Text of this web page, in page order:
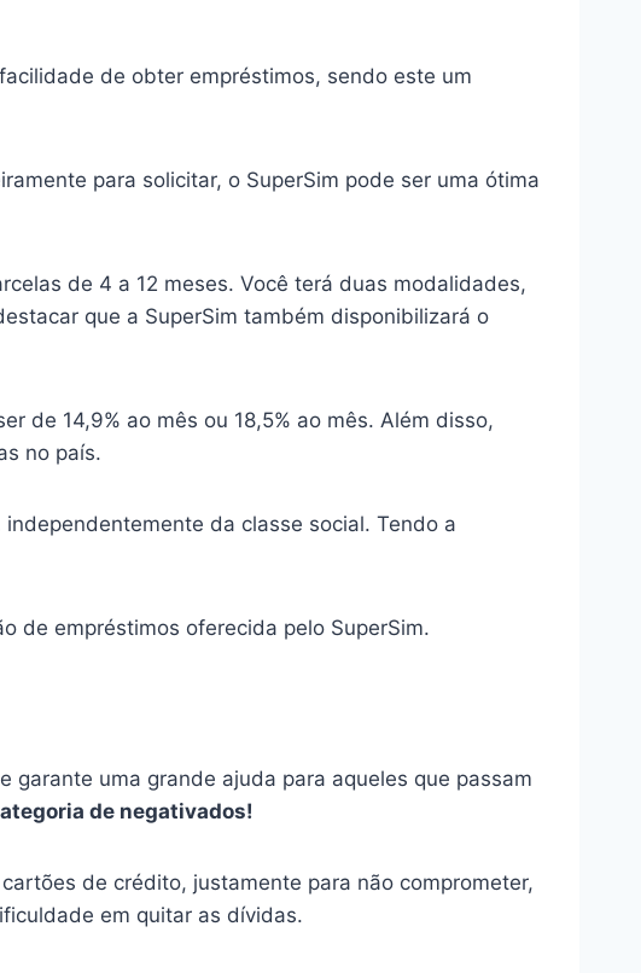
de obter empréstimos, sendo este um
para solicitar, o SuperSim pode ser uma ótima
de 4 a 12 meses. Você terá duas modalidades,
que a SuperSim também disponibilizará o
de 14,9% ao mês ou 18,5% ao mês. Além disso,
no país.
da classe social. Tendo a
de empréstimos oferecida pelo SuperSim.
uma grande ajuda para aqueles que passam
de negativados!
de crédito, justamente para não comprometer,
em quitar as dívidas.